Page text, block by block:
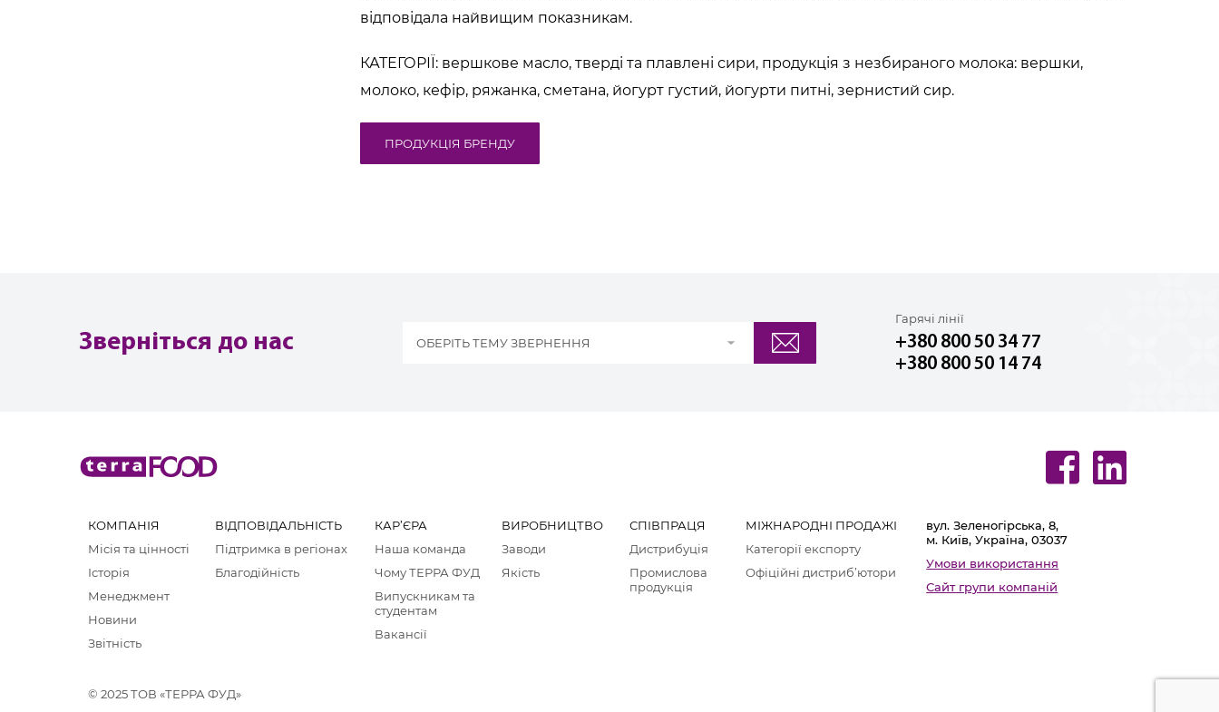
відповідала найвищим показникам.
КАТЕГОРІЇ: вершкове масло, тверді та плавлені сири, продукція з незбираного молока: вершки,
молоко, кефір, ряжанка, сметана, йогурт густий, йогурти питні, зернистий сир.
ПРОДУКЦІЯ БРЕНДУ
Зверніться до нас ОБЕРІТЬ ТЕМУ ЗВЕРНЕННЯ
Гарячі лінії
+380 800 50 34 77
+380 800 50 14 74
КОМПАНІЯ
Місія та цінності
Історія
Менеджмент
Новини
Звітність
ВІДПОВІДАЛЬНІСТЬ
Підтримка в регіонах
Благодійність
КАР’ЄРА
Наша команда
Чому ТЕРРА ФУД
Випускникам та
студентам
Вакансії
ВИРОБНИЦТВО
Заводи
Якість
СПІВПРАЦЯ
Дистрибуція
Промислова
продукція
МІЖНАРОДНІ ПРОДАЖІ
Категорії екcпорту
Офіційні дистриб’ютори
вул. Зеленогірська, 8,
м. Київ, Україна, 03037
Умови використання
Сайт групи компаній
© 2025 ТОВ «ТЕРРА ФУД»